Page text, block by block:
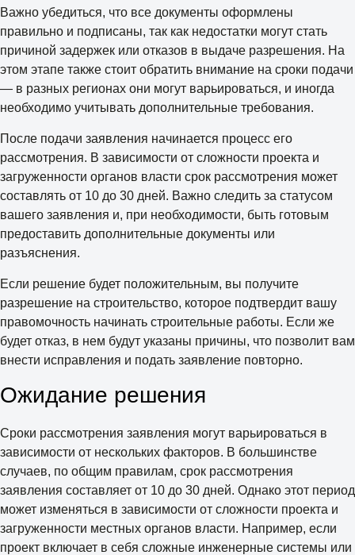
Важно убедиться, что все документы оформлены
правильно и подписаны, так как недостатки могут стать
причиной задержек или отказов в выдаче разрешения. На
этом этапе также стоит обратить внимание на сроки подачи
— в разных регионах они могут варьироваться, и иногда
необходимо учитывать дополнительные требования.
После подачи заявления начинается процесс его
рассмотрения. В зависимости от сложности проекта и
загруженности органов власти срок рассмотрения может
составлять от 10 до 30 дней. Важно следить за статусом
вашего заявления и, при необходимости, быть готовым
предоставить дополнительные документы или
разъяснения.
Если решение будет положительным, вы получите
разрешение на строительство, которое подтвердит вашу
правомочность начинать строительные работы. Если же
будет отказ, в нем будут указаны причины, что позволит вам
внести исправления и подать заявление повторно.
Ожидание решения
Сроки рассмотрения заявления могут варьироваться в
зависимости от нескольких факторов. В большинстве
случаев, по общим правилам, срок рассмотрения
заявления составляет от 10 до 30 дней. Однако этот период
может изменяться в зависимости от сложности проекта и
загруженности местных органов власти. Например, если
проект включает в себя сложные инженерные системы или